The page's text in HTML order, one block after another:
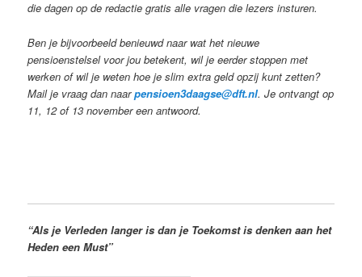
die dagen op de redactie gratis alle vragen die lezers insturen.
Ben je bijvoorbeeld benieuwd naar wat het nieuwe
pensioenstelsel voor jou betekent, wil je eerder stoppen met
werken of wil je weten hoe je slim extra geld opzij kunt zetten?
Mail je vraag dan naarpensioen3daagse@dft.nl. Je ontvangt op
11, 12 of 13 november een antwoord.
“Als je Verleden langer is dan je Toekomst is denken aan het
Heden een Must”